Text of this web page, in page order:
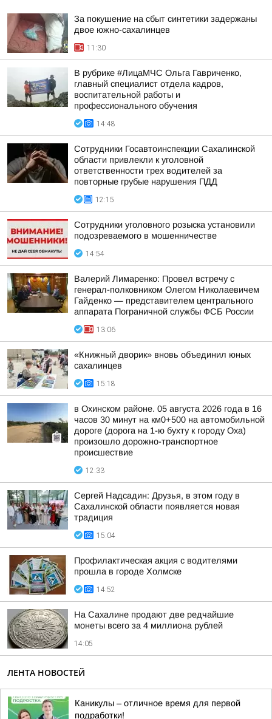
За покушение на сбыт синтетики задержаны
двое южно-сахалинцев
11:30
В рубрике #ЛицаМЧС Ольга Гавриченко,
главный специалист отдела кадров,
воспитательной работы и
профессионального обучения
14:48
Сотрудники Госавтоинспекции Сахалинской
области привлекли к уголовной
ответственности трех водителей за
повторные грубые нарушения ПДД
12:15
Сотрудники уголовного розыска установили
подозреваемого в мошенничестве
14:54
Валерий Лимаренко: Провел встречу с
генерал-полковником Олегом Николаевичем
Гайденко — представителем центрального
аппарата Пограничной службы ФСБ России
13:06
«Книжный дворик» вновь объединил юных
сахалинцев
15:18
в Охинском районе. 05 августа 2026 года в 16
часов 30 минут на км0+500 на автомобильной
дороге (дорога на 1-ю бухту к городу Оха)
произошло дорожно-транспортное
происшествие
12:33
Сергей Надсадин: Друзья, в этом году в
Сахалинской области появляется новая
традиция
15:04
Профилактическая акция с водителями
прошла в городе Холмске
14:52
На Сахалине продают две редчайшие
монеты всего за 4 миллиона рублей
14:05
ЛЕНТА НОВОСТЕЙ
Каникулы – отличное время для первой
подработки!